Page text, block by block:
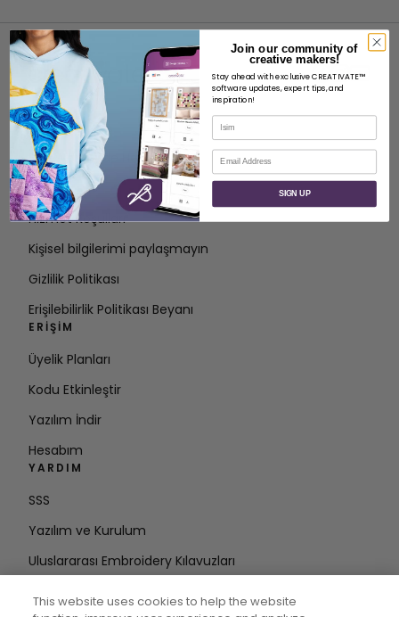
HAKKINDA
SVP Worldwide Hakkında
İletişim
Hizmet Koşulları
Kişisel bilgilerimi paylaşmayın
Gizlilik Politikası
Erişilebilirlik Politikası Beyanı
ERIŞIM
Üyelik Planları
Kodu Etkinleştir
Yazılım İndir
Hesabım
YARDIM
SSS
Yazılım ve Kurulum
Uluslararası Embroidery Kılavuzları
DÖNGÜDE KALIN
This website uses cookies to help the website
Join our community of
creative makers!
Stay ahead with exclusive CREATIVATE™
software updates, expert tips, and
inspiration!
İsim
E-posta
SIGN UP